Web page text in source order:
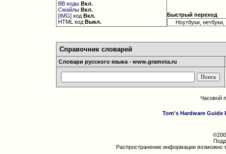
BB коды Вкл.
Смайлы Вкл.
[IMG] кодВкл.
HTML кодВыкл.
Быстрый переход
Справочник словарей
Словари русского языка - www.gramota.ru
Часовой
Tom's Hardware Guide
Распространение информации возможно